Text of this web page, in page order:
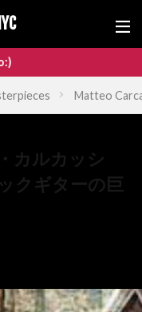
Matteo
カルカッシ
クギターの巨